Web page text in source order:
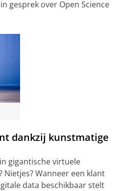
gesprek over Open Science
dankzij kunstmatige
gigantische virtuele
Nietjes? Wanneer een klant
data beschikbaar stelt